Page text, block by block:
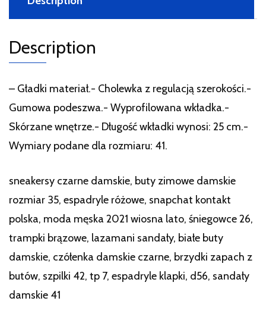
Description
– Gładki materiał.- Cholewka z regulacją szerokości.-
Gumowa podeszwa.- Wyprofilowana wkładka.-
Skórzane wnętrze.- Długość wkładki wynosi: 25 cm.-
Wymiary podane dla rozmiaru: 41.
sneakersy czarne damskie, buty zimowe damskie
rozmiar 35, espadryle różowe, snapchat kontakt
polska, moda męska 2021 wiosna lato, śniegowce 26,
trampki brązowe, lazamani sandały, białe buty
damskie, czółenka damskie czarne, brzydki zapach z
butów, szpilki 42, tp 7, espadryle klapki, d56, sandały
damskie 41